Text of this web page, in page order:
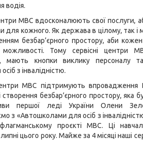
водія.
МВС вдосконалюють свої послуги,
для кожного. Як держава в цілому, так і
безбар’єрного простору, аби
можливості. Тому сервісні центри
мають кнопки виклику персоналу
з інвалідністю.
МВС підтримують впровадження
створення безбар’єрного простору, яка
першої леді України Олени
з «Автошколами для осіб з
проєкті МВС. Ці
цього року. Майже за 4 місяці наші